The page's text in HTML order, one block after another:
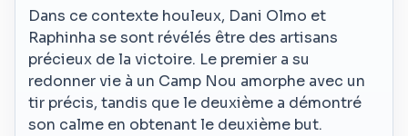
Dans ce contexte houleux, Dani Olmo et
Raphinha se sont révélés être des artisans
précieux de la victoire. Le premier a su
redonner vie à un Camp Nou amorphe avec un
tir précis, tandis que le deuxième a démontré
son calme en obtenant le deuxième but.